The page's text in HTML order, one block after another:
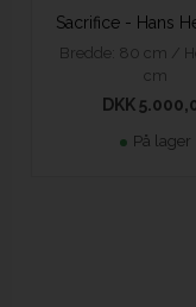
Bredde: 80 cm /
cm
DKK
På lager